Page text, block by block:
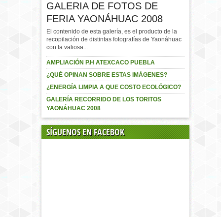
GALERIA DE FOTOS DE
FERIA YAONÁHUAC 2008
El contenido de esta galería, es el producto de la
recopilación de distintas fotografías de Yaonáhuac
con la valiosa...
AMPLIACIÓN P.H ATEXCACO PUEBLA
¿QUÉ OPINAN SOBRE ESTAS IMÁGENES?
¿ENERGÍA LIMPIA A QUE COSTO ECOLÓGICO?
GALERÍA RECORRIDO DE LOS TORITOS
YAONÁHUAC 2008
SÍGUENOS EN FACEBOK